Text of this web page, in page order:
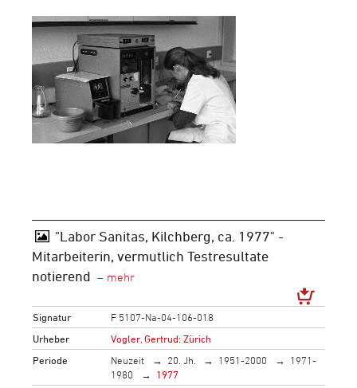
"Labor Sanitas, Kilchberg, ca. 1977" -
Mitarbeiterin, vermutlich Testresultate
notierend
Signatur
F 5107-Na-04-106-018
Urheber
Vogler, Gertrud: Zürich
Periode
Neuzeit 20. Jh. 1951-2000
1971-
1980
1977